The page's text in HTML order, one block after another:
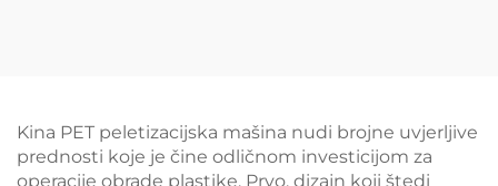
Kina PET peletizacijska mašina nudi brojne uvjerljive
prednosti koje je čine odličnom investicijom za
operacije obrade plastike. Prvo, dizajn koji štedi